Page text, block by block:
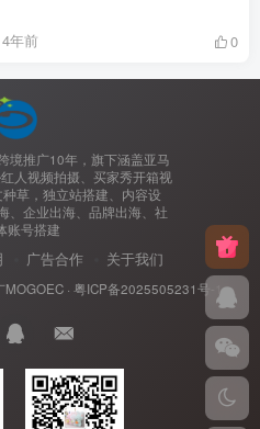
4年前 0
境推广10年，旗下涵盖亚马
人视频拍摄、买家秀开箱视
草，独立站搭建、内容设
、企业出海、品牌出海、社
账号搭建
广告合作 关于我们
MOGOEC· 粤ICP备2025505231号-1.